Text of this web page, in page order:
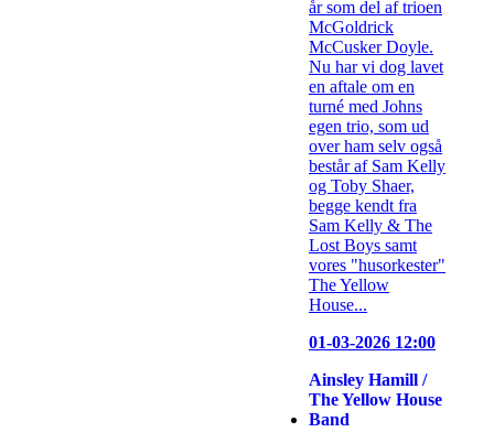
år som del af trioen
McGoldrick
McCusker Doyle.
Nu har vi dog lavet
en aftale om en
turné med Johns
egen trio, som ud
over ham selv også
består af Sam Kelly
og Toby Shaer,
begge kendt fra
Sam Kelly & The
Lost Boys samt
vores "husorkester"
The Yellow
House...
01-03-2026 12:00
Ainsley Hamill /
The Yellow House
Band